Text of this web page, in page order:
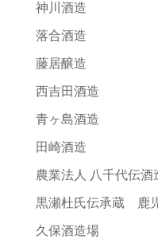
神川酒造
落合酒造
藤居醸造
西吉田酒造
青ヶ島酒造
田崎酒造
農業法人 八千代伝酒
黒瀬杜氏伝承蔵 鹿
久保酒造場